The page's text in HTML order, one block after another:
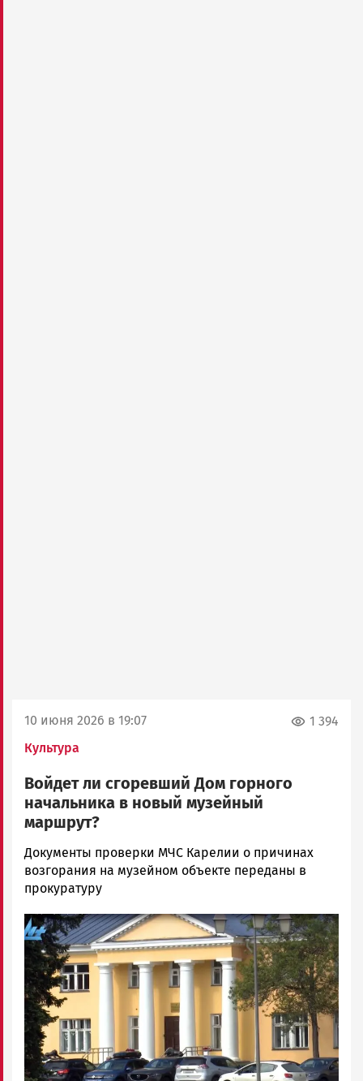
10 июня 2026 в 19:07
Культура
1 394
Войдет ли сгоревший Дом горного
начальника в новый музейный
маршрут?
Марина
Бедорфаc
Новости
и
Карелии
|
Петрозаводск
ГОВОРИТ
Документы проверки МЧС Карелии о причинах
возгорания на музейном объекте переданы в
прокуратуру
Image